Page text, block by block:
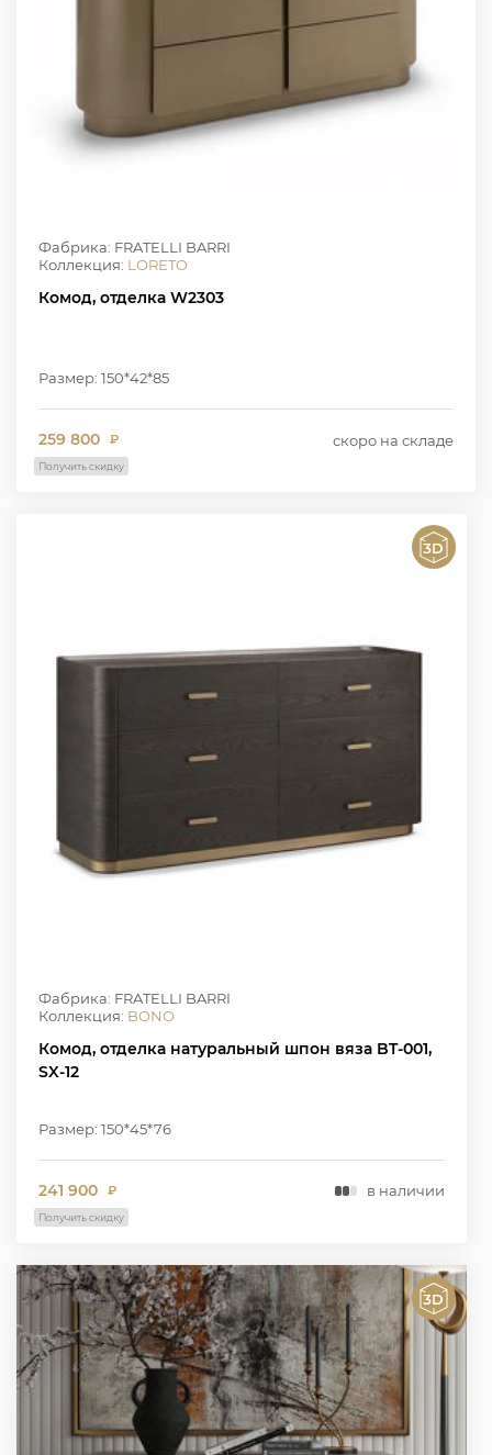
Фабрика: FRATELLI BARRI
Коллекция: LORETO
Комод, отделка W2303
Размер: 150*42*85
259 800 ₽ скоро на складе
Получить скидку
Фабрика: FRATELLI BARRI
Коллекция: BONO
Комод, отделка натуральный шпон вяза BT-001,
SX-12
Размер: 150*45*76
241 900 ₽ в наличии
Получить скидку